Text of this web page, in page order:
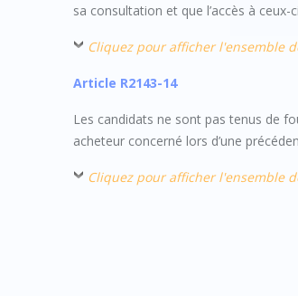
sa consultation et que l’accès à ceux-
Cliquez pour afficher l'ensemble
Article R2143-14
Les candidats ne sont pas tenus de
acheteur concerné lors d’une
Cliquez pour afficher l'ensemble